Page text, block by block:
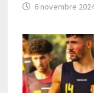
6 novembre